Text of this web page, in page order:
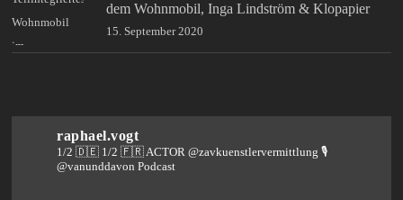
dem Wohnmobil, Inga Lindström & Klopapier
15. September 2020
raphael.vogt
1/2 🇩🇪 1/2 🇫🇷 ACTOR @zavkuenstlervermittlung🎙️
@vanunddavon Podcast